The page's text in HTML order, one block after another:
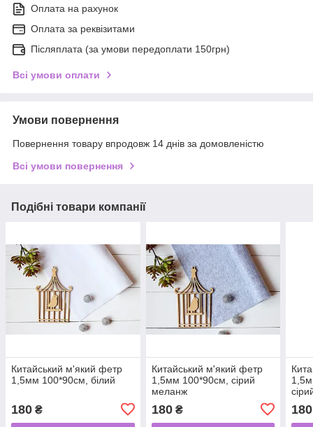
Оплата на рахунок
Оплата за реквізитами
Післяплата (за умови передоплати 150грн)
Всі умови оплати
Умови повернення
Повернення товару впродовж 14 днів за домовленістю
Всі умови повернення
Подібні товари компанії
Китайський м'який фетр
1,5мм 100*90см, білий
180 ₴
Китайський м'який фетр
1,5мм 100*90см, сірий
меланж
180₴ 180